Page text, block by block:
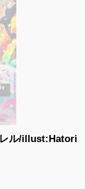
レル/illust:Hatori